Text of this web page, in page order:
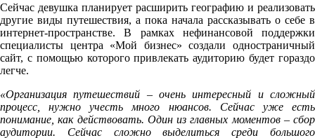
Сейчас девушка планирует расширить географию и реализовать
другие виды путешествия, а пока начала рассказывать о себе в
интернет-пространстве. В рамках нефинансовой поддержки
специалисты центра «Мой бизнес» создали одностраничный
сайт, с помощью которого привлекать аудиторию будет гораздо
легче.
«Организация путешествий – очень интересный и сложный
процесс, нужно учесть много нюансов. Сейчас уже есть
понимание, как действовать. Один из главных моментов – сбор
аудитории. Сейчас сложно выделиться среди большого